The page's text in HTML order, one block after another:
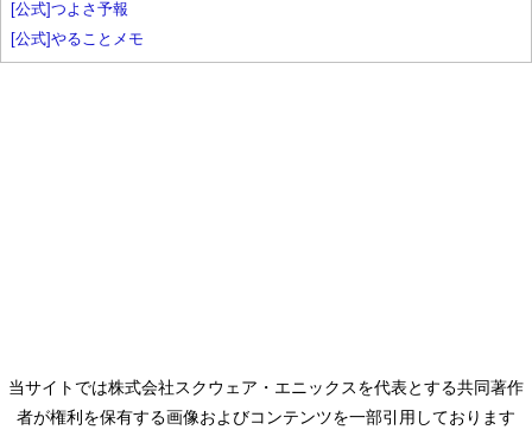
[公式]つよさ予報
[公式]やることメモ
当サイトでは株式会社スクウェア・エニックスを代表とする共同著作
者が権利を保有する画像およびコンテンツを一部引用しております